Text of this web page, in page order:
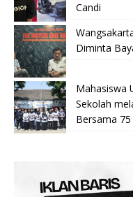
Candi
Diminta
Mahasiswa
Sekolah
Bersama